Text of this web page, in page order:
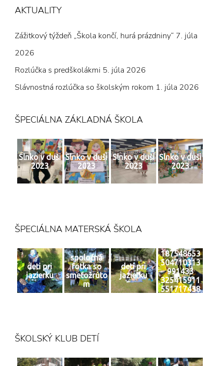
AKTUALITY
Zážitkový týždeň „Škola končí, hurá prázdniny“ 7. júla
2026
Rozlúčka s predškolákmi 5. júla 2026
Slávnostná rozlúčka so školským rokom 1. júla 2026
ŠPECIÁLNA ZÁKLADNÁ ŠKOLA
Slnko v duši
2023
Slnko v duši
2023
Slnko v duši
2023
Slnko v duši
2023
ŠPECIÁLNA MATERSKÁ ŠKOLA
deti pri
jazierku
spoločná
fotka so
smeťožrúto
m
deti pri
jazierku
187548653
504710313
991433
325415911
551717438
ŠKOLSKÝ KLUB DETÍ